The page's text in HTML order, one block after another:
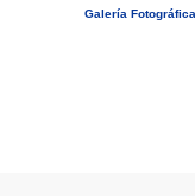
Galería